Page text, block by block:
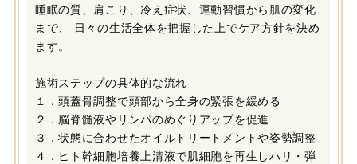
睡眠の質、肩こり、冷え症状、運動習慣から肌の変化
まで、 日々の生活全体を把握した上でケア方針を決め
ます。
施術ステップの具体的な流れ
１．頭蓋骨調整で頭部から全身の緊張を緩める
２．脳脊髄液やリンパのめぐりアップを促進
３．状態に合わせたオイルトリートメントや姿勢調整
４．ヒト幹細胞培養上清液で肌細胞を再生しハリ・弾